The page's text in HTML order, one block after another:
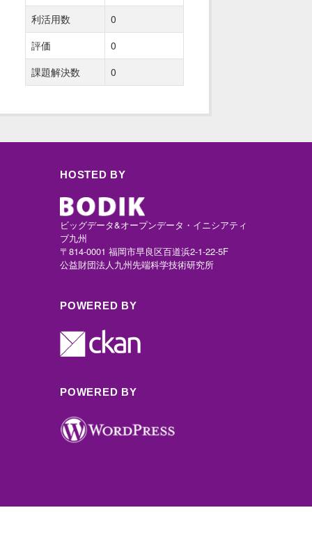
利活用数
0
評価
0
課題解決数
0
HOSTED BY
ビッグデータ&オープンデータ・イニシアティ
ブ九州
〒814-0001 福岡市早良区百道浜2-1-22-5F
公益財団法人九州先端科学技術研究所
POWERED BY
POWERED BY